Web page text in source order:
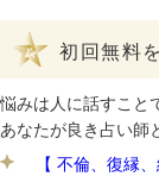
初回無料
悩みは人に話すこと
あなたが良き占い師
【 不倫、復縁